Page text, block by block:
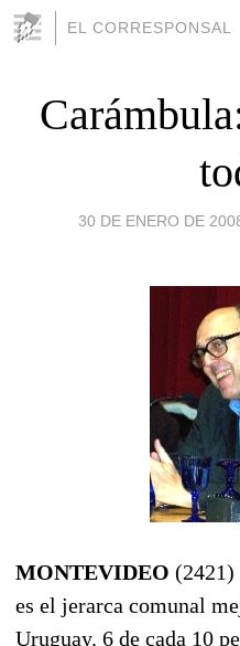
EL CORRESPONSAL
30 DE ENERO DE
MONTEVIDEO (2421)
es el jerarca comunal
Uruguay. 6 de cada 10